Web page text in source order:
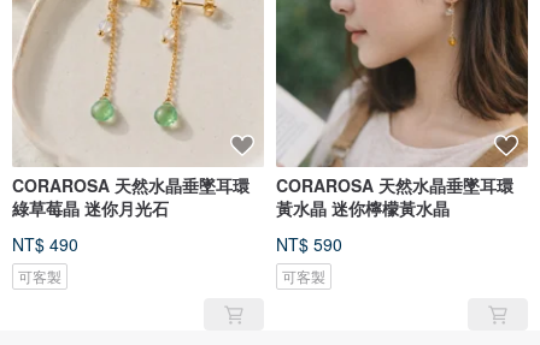
CORAROSA 天然水晶垂墜耳環
綠草莓晶 迷你月光石
NT$ 490
可客製
CORAROSA 天然水晶垂墜耳環
黃水晶 迷你檸檬黃水晶
NT$ 590
可客製